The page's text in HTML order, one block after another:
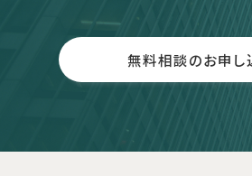
無料相談のお申し